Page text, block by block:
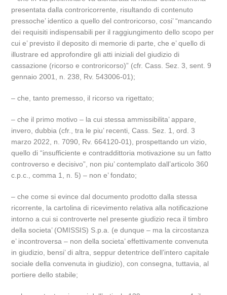
presentata dalla controricorrente, risultando di contenuto
pressoche’ identico a quello del controricorso, cosi’ “mancando
dei requisiti indispensabili per il raggiungimento dello scopo per
cui e’ previsto il deposito di memorie di parte, che e’ quello di
illustrare ed approfondire gli atti iniziali del giudizio di
cassazione (ricorso e controricorso)” (cfr. Cass. Sez. 3, sent. 9
gennaio 2001, n. 238, Rv. 543006-01);
– che, tanto premesso, il ricorso va rigettato;
– che il primo motivo – la cui stessa ammissibilita’ appare,
invero, dubbia (cfr., tra le piu’ recenti, Cass. Sez. 1, ord. 3
marzo 2022, n. 7090, Rv. 664120-01), prospettando un vizio,
quello di “insufficiente e contraddittoria motivazione su un fatto
controverso e decisivo”, non piu’ contemplato dall’articolo 360
c.p.c., comma 1, n. 5) – non e’ fondato;
– che come si evince dal documento prodotto dalla stessa
ricorrente, la cartolina di ricevimento relativa alla notificazione
intorno a cui si controverte nel presente giudizio reca il timbro
della societa’ (OMISSIS) S.p.a. (e dunque – ma la circostanza
e’ incontroversa – non della societa’ effettivamente convenuta
in giudizio, bensi’ di altra, seppur detentrice dell’intero capitale
sociale della convenuta in giudizio), con consegna, tuttavia, al
portiere dello stabile;